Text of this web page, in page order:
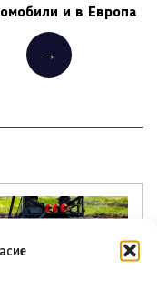
и в Европа
→